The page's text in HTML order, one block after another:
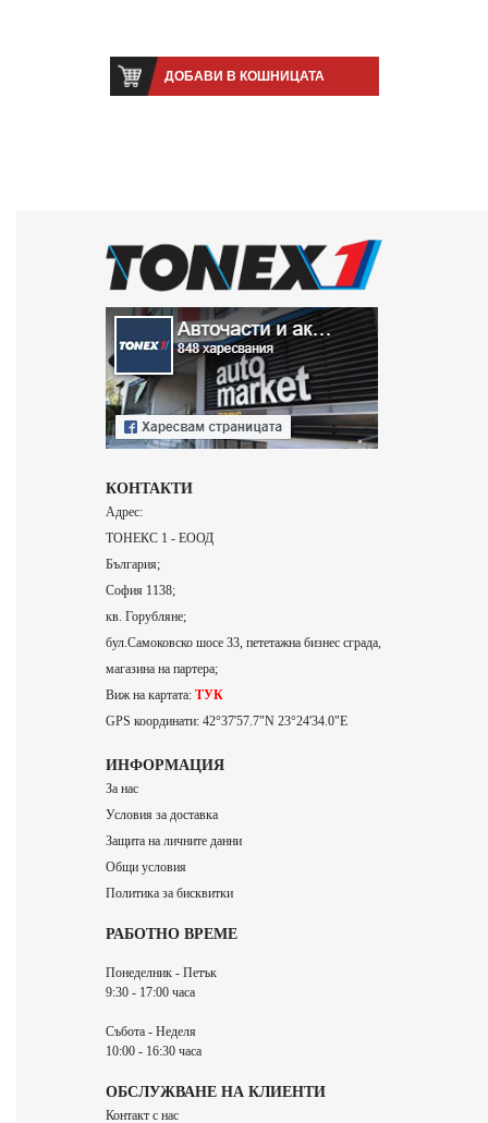
ДОБАВИ В КОШНИЦАТА
КОНТАКТИ
Адрес:
ТОНЕКС 1 - ЕООД
България;
София 1138;
кв. Горубляне;
бул.Самоковско шосе 33, пететажна бизнес сграда,
магазина на партера;
Виж на картата: ТУК
GPS координати: 42°37'57.7"N 23°24'34.0"E
ИНФОРМАЦИЯ
За нас
Условия за доставка
Защита на личните данни
Общи условия
Политика за бисквитки
РАБОТНО ВРЕМЕ
Понеделник - Петък
9:30 - 17:00 часа
Събота - Неделя
10:00 - 16:30 часа
ОБСЛУЖВАНЕ НА КЛИЕНТИ
Контакт с нас